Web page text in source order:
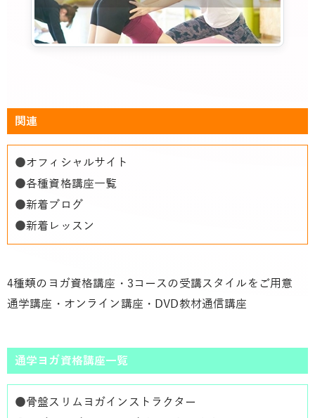
関連
●オフィシャルサイト
●各種資格講座一覧
●新着ブログ
●新着レッスン
4種類のヨガ資格講座・3コースの受講スタイルをご用意
通学講座・オンライン講座・DVD教材通信講座
通学ヨガ資格講座一覧
●骨盤スリムヨガインストラクター